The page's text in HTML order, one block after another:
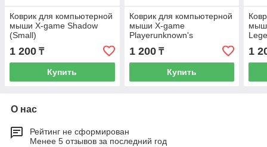
Коврик для компьютерной
мыши X-game Shadow
(Small)
1 200 ₸
Купить
Коврик для компьютерной
мыши X-game
Playerunknown's
Battlegrounds
1 200₸
Купить
1
О нас
Рейтинг не сформирован
Менее 5 отзывов за последний год